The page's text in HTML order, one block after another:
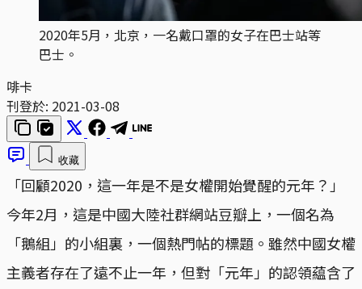
2020年5月，北京，一名戴口罩的女子在巴士站等
巴士。
啡卡
刊登於: 2021-03-08
收藏
「回顧2020，這一年是不是女權開始覺醒的元年？」
今年2月，這是中國大陸社群網站豆瓣上，一個名為
「鵝組」的小組裏，一個熱門帖的標題。雖然中國女權
主義者存在了遠不止一年，但對「元年」的認領藴含了